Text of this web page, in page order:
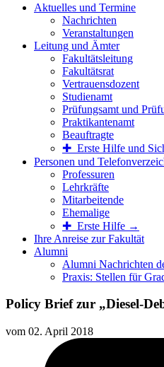
Aktuelles und Termine
Nachrichten
Veranstaltungen
Leitung und Ämter
Fakultätsleitung
Fakultätsrat
Vertrauensdozent
Studienamt
Prüfungsamt und
Praktikantenamt
Beauftragte
✚ Erste Hilfe und
Personen und
Professuren
Lehrkräfte
Mitarbeitende
Ehemalige
✚ Erste Hilfe →
Ihre Anreise zur Fakultät
Alumni
Alumni Nachrichten
Praxis: Stellen für
Policy Brief zur „Diesel-
vom 02. April 2018